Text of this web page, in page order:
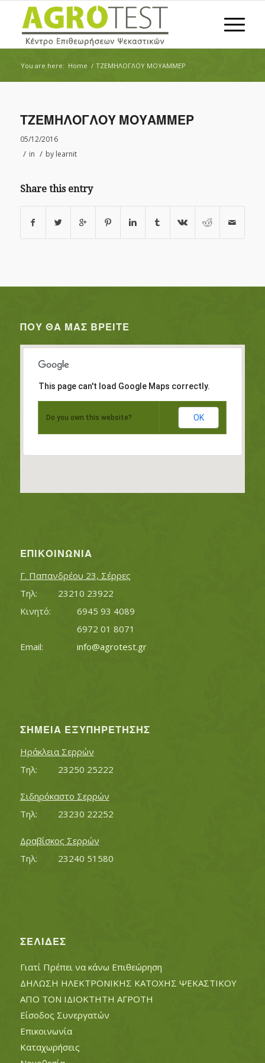
You are here: Home / ΤΖΕΜΗΛΟΓΛΟΥ ΜΟΥΑΜΜΕΡ
ΤΖΕΜΗΛΟΓΛΟΥ ΜΟΥΑΜΜΕΡ
05/12/2016
/ in / by learnit
Share this entry
ΠΟΥ ΘΑ ΜΑΣ ΒΡΕΊΤΕ
This page can't load Google Maps correctly.
Do you own this website? OK
ΕΠΙΚΟΙΝΩΝΊΑ
Γ. Παπανδρέου 23, Σέρρες
Τηλ:		23210 23922
Κινητό:		6945 93 4089
			6972 01 8071
info@agrotest.gr
ΣΗΜΕΊΑ ΕΞΥΠΗΡΈΤΗΣΗΣ
Ηράκλεια Σερρών
Τηλ:		23250 25222
Σιδηρόκαστο Σερρών
Τηλ:		23230 22252
Δραβίσκος Σερρών
Τηλ:		23240 51580
ΣΕΛΊΔΕΣ
Γιατί Πρέπει να κάνω Επιθεώρηση
ΔΗΛΩΣΗ ΗΛΕΚΤΡΟΝΙΚΗΣ ΚΑΤΟΧΗΣ ΨΕΚΑΣΤΙΚΟΥ
ΑΠΟ ΤΟΝ ΙΔΙΟΚΤΗΤΗ ΑΓΡΟΤΗ
Είσοδος Συνεργατών
Επικοινωνία
Καταχωρήσεις